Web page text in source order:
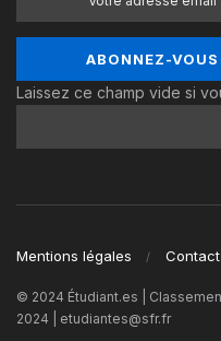
Laissez ce champ vide si
Mentions légales Contact
© 2024 Étudiant.es |
2024 | etudiantes@sfr.fr